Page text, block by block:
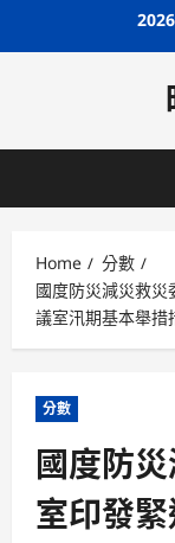
Home
分數
國度防災減災救
議室汛期基本舉措
分數
國度防
室印發